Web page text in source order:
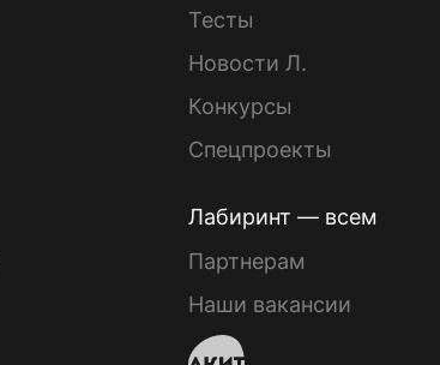
Тесты
Новости Л.
Конкурсы
Спецпроекты
Лабиринт — всем
Партнерам
Наши вакансии